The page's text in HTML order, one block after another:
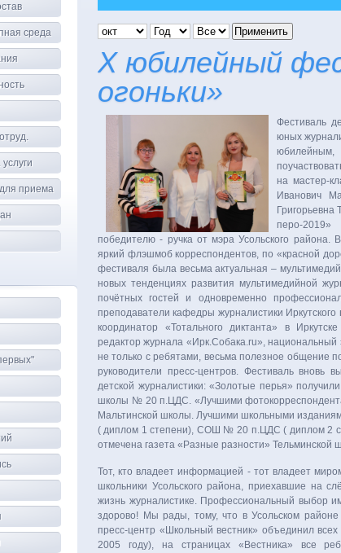
Применить
X юбилейный
огоньки»
Фестиваль
юных
на мастер-
Иванович
перо-
победителю - ручка от мэра Усольского района.
яркий флэшмоб корреспондентов, по «красной
фестиваля была весьма актуальная –
новых тенденциях развития мультимедийной
почётных гостей и одновременно
преподава­тели кафедры журналистики
координатор «Тотального диктанта» в
редактор журнала «Ирк.Собака.ru»,
не только с ребятами, весьма полезное общение
руководители пресс-центров. Фестиваль
детской журналистики: «Золотые перья»
школы № 20 п.ЦДС. «Лучшими
Мальтинской школы. Лучшими школьными
( диплом 1 степени), СОШ № 20 п.ЦДС ( диплом 2
отмечена газета «Разные разности» Тельминской
Тот, кто владеет информаци­ей - тот владеет
школьники Усольского района, приехавшие на
жизнь журналистике. Професси­ональный выбор
здорово! Мы рады, тому, что в Усольском
пресс-центр «Школьный вестник» объединил
2005 году), на страницах «Вестника» все
среда
приема